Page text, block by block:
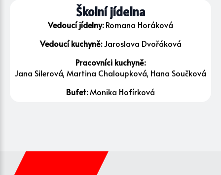
Školní jídelna
Vedoucí jídelny:Romana Horáková
Vedoucí kuchyně:Jaroslava Dvořáková
Pracovníci kuchyně:
Jana Silerová, Martina Chaloupková, Hana Součková
Bufet:Monika Hofírková